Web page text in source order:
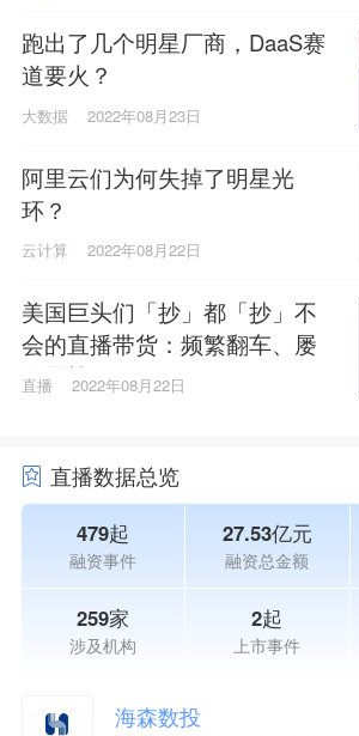
跑出了几个明星厂商，DaaS赛
道要火？
大数据 2022年08月23日
阿里云们为何失掉了明星光
环？
云计算 2022年08月22日
美国巨头们「抄」都「抄」不
会的直播带货：频繁翻车、屡
败屡战
直播 2022年08月22日
直播数据总览
479起
融资事件
27.53亿元
融资总金额
259家
涉及机构
2起
上市事件
海森数投